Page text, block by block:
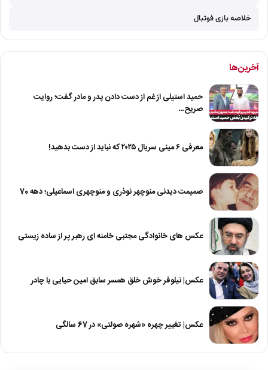
خلاصه بازی فوتبال
آخرین‌ها
حمید استیلی از غم از دست دادن پدر و مادر گفت؛ روایت
صریح…
معرفی ۶ مینی سریال ۲۰۲۵ که نباید از دست بدهید!
صمیمت دیدنی منوچهر نوذری و منوچهری اسماعیلی؛ دهه 70
عکس های خانوادگی مجتبی خامنه ای رهبر پر از ساده زیستی
عکس| نیلوفر خوش خلق همسر سابق امین حیایی با چادر
عکس| تغییر چهره «شهره صولتی» در 67 سالگی